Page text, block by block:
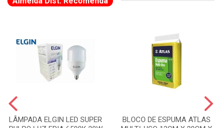
LÂMPADA ELGIN LED SUPER
BLOCO DE ESPUMA ATLAS